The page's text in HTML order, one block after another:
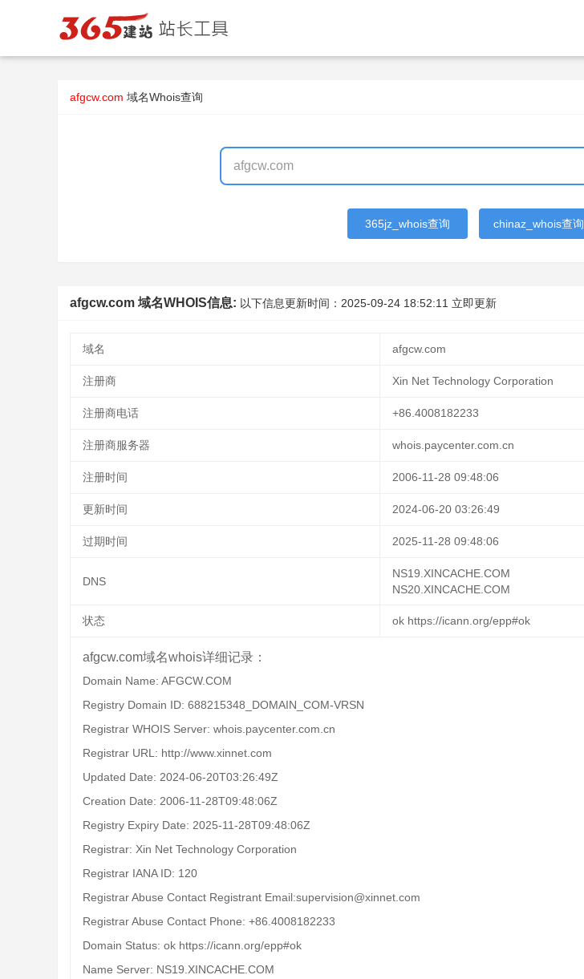
afgcw.com 域名Whois查询
365jz_whois查询 chinaz_whois查询
afgcw.com 域名WHOIS信息: 以下信息更新时间： 2025-09-24 18:52:11 立即更新
域名 afgcw.com
注册商 Xin Net Technology Corporation
注册商电话 +86.4008182233
注册商服务器 whois.paycenter.com.cn
注册时间 2006-11-28 09:48:06
更新时间 2024-06-20 03:26:49
过期时间 2025-11-28 09:48:06
DNS
NS19.XINCACHE.COM
NS20.XINCACHE.COM
状态 ok https://icann.org/epp#ok
afgcw.com域名whois详细记录：
Domain Name: AFGCW.COM
Registry Domain ID: 688215348_DOMAIN_COM-VRSN
Registrar WHOIS Server: whois.paycenter.com.cn
Registrar URL: http://www.xinnet.com
Updated Date: 2024-06-20T03:26:49Z
Creation Date: 2006-11-28T09:48:06Z
Registry Expiry Date: 2025-11-28T09:48:06Z
Registrar: Xin Net Technology Corporation
Registrar IANA ID: 120
Registrar Abuse Contact Registrant Email:supervision@xinnet.com
Registrar Abuse Contact Phone: +86.4008182233
Domain Status: ok https://icann.org/epp#ok
Name Server: NS19.XINCACHE.COM